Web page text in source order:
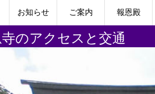
お知らせ ご案内 報恩殿
のアクセスと交通